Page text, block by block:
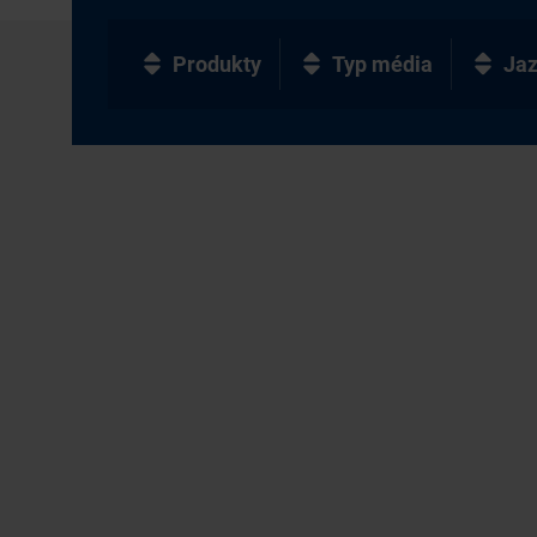
Produkty Typ média